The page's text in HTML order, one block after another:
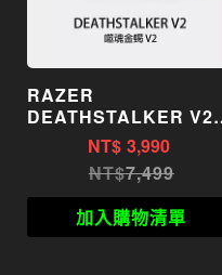
RAZER
DEATHSTALKER V2
雷蛇 噬魂金蝎 V2 電競鍵
盤 英文 紅軸
NT$ 3,990
7,499
加入購物清單